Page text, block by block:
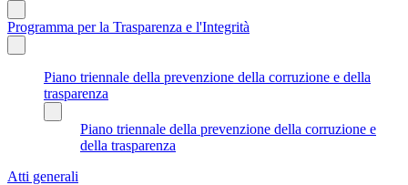
Programma per la Trasparenza e l'Integrità
Piano triennale della prevenzione della corruzione e della
trasparenza
Piano triennale della prevenzione della corruzione e
della trasparenza
Atti generali